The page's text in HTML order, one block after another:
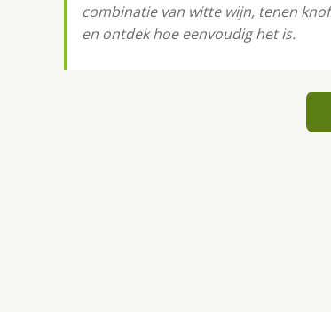
combinatie van witte wijn, tenen
en ontdek hoe eenvoudig het is.